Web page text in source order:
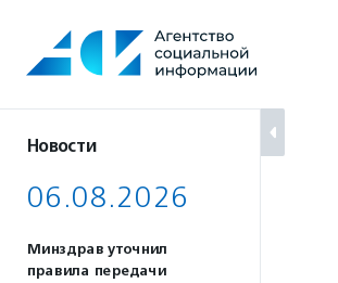
содержанию
Новости
06.08.2026
Минздрав уточнил
правила передачи